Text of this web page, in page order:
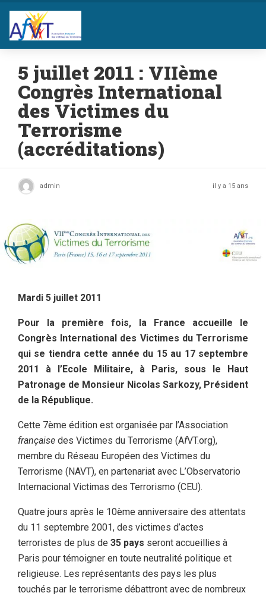
5 juillet 2011 : VIIème
Congrès International
des Victimes du
Terrorisme
(accréditations)
admin il y a 15 ans
Mardi 5 juillet 2011
Pour la première fois, la France accueille le
Congrès International des Victimes du Terrorisme
qui se tiendra cette année du 15 au 17 septembre
2011 à l’Ecole Militaire, à Paris, sous le Haut
Patronage de Monsieur Nicolas Sarkozy, Président
de la République.
Cette 7ème édition est organisée par l’Association
française des Victimes du Terrorisme (AfVT.org),
membre du Réseau Européen des Victimes du
Terrorisme (NAVT), en partenariat avec L’Observatorio
Internacional Victimas des Terrorismo (CEU).
Quatre jours après le 10ème anniversaire des attentats
du 11 septembre 2001, des victimes d’actes
terroristes de plus de 35 pays seront accueillies à
Paris pour témoigner en toute neutralité politique et
religieuse. Les représentants des pays les plus
touchés par le terrorisme débattront avec de nombreux